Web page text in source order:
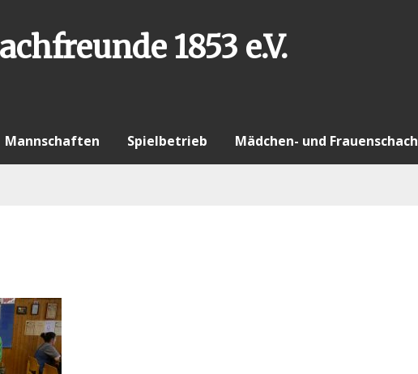
1853 e.V.
Mannschaften Spielbetrieb Mädchen- und Frauenschach